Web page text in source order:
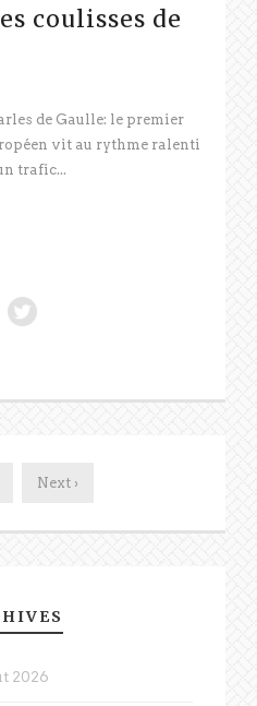
coulisses de
de Gaulle: le premier
vit au rythme ralenti
trafic...
Next ›
2026